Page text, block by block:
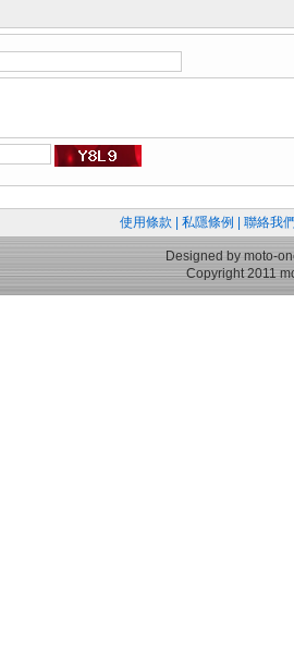
使用條款 私隱條例 聯絡我
Designed by moto-
Copyright 2011